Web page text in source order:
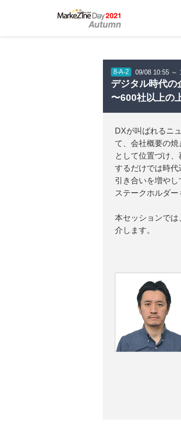
8-A-2 09/08 10:55 ～
デジタル時代の
〜600社以上の
DXが叫ばれるニ
て、会社概要の
として位置づけ
するだけでは時
引き合いを増や
ステークホルダ
本セッションでは
介します。